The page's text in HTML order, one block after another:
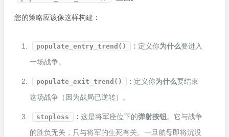
您的策略应该像这样构建：
populate_entry_trend() : 定义你为什么要进入
一场战争。
populate_exit_trend() : 定义你为什么要结束
这场战争（因为战局已逆转）。
stoploss : 这是将军座位下的弹射按钮。它与战争
的胜负无关，只与将军的生死有关。一旦航母即将沉没